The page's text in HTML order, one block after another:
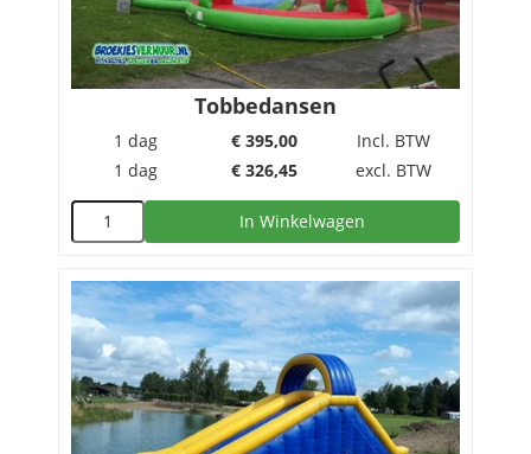
Tobbedansen
1 dag € 395,00
Incl. BTW
1 dag
€ 326,45 excl. BTW
In Winkelwagen